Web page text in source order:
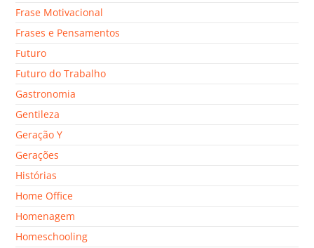
Frase Motivacional
Frases e Pensamentos
Futuro
Futuro do Trabalho
Gastronomia
Gentileza
Geração Y
Gerações
Histórias
Home Office
Homenagem
Homeschooling